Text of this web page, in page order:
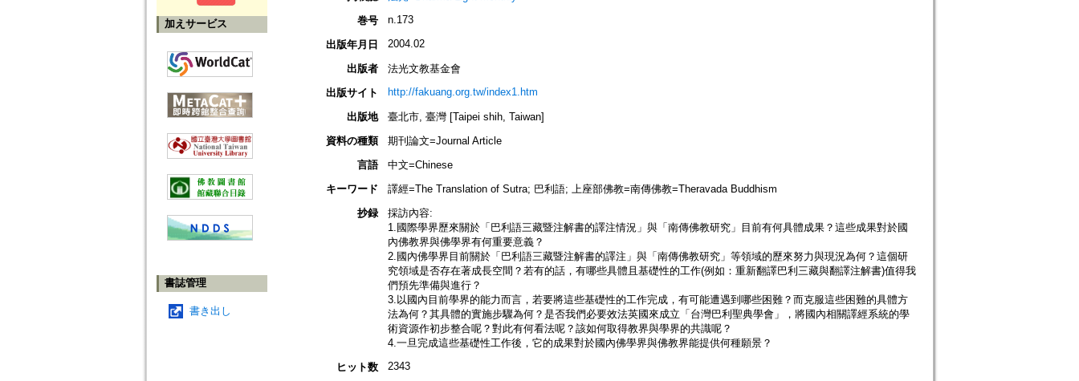
加えサービス
書誌管理
書き出し
巻号
n.173
出版年月日 2004.02
出版者
法光文教基金會
出版サイト
http://fakuang.org.tw/index1.htm
出版地
臺北市, 臺灣 [Taipei shih, Taiwan]
資料の種類
期刊論文=Journal Article
言語
中文=Chinese
キーワード
譯經=The Translation of Sutra; 巴利語; 上座部佛教=南傳佛教=Theravada Buddhism
抄録
採訪內容:
1.國際學界歷來關於「巴利語三藏暨注解書的譯注情況」與「南傳佛教研究」目前有何具體成果？這些成果對於國
內佛教界與佛學界有何重要意義？
2.國內佛學界目前關於「巴利語三藏暨注解書的譯注」與「南傳佛教研究」等領域的歷來努力與現況為何？這個研
究領域是否存在著成長空間？若有的話，有哪些具體且基礎性的工作(例如：重新翻譯巴利三藏與翻譯注解書)值得我
們預先準備與進行？
3.以國內目前學界的能力而言，若要將這些基礎性的工作完成，有可能遭遇到哪些困難？而克服這些困難的具體方
法為何？其具體的實施步驟為何？是否我們必要效法英國來成立「台灣巴利聖典學會」，將國內相關譯經系統的學
術資源作初步整合呢？對此有何看法呢？該如何取得教界與學界的共識呢？
4.一旦完成這些基礎性工作後，它的成果對於國內佛學界與佛教界能提供何種願景？
ヒット数
2343